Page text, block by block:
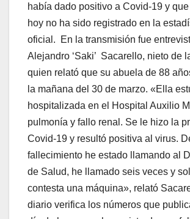
había dado positivo a Covid-19 y
hoy no ha sido registrado en la
oficial. En la transmisión fue
Alejandro ‘Saki’ Sacarello, nieto de
quien relató que su abuela de 88
la mañana del 30 de marzo. «Ella
hospitalizada en el Hospital Auxilio
pulmonía y fallo renal. Se le hizo la
Covid-19 y resultó positiva al virus.
fallecimiento he estado llamando al
de Salud, he llamado seis veces y
contesta una máquina», relató
diario verifica los números que